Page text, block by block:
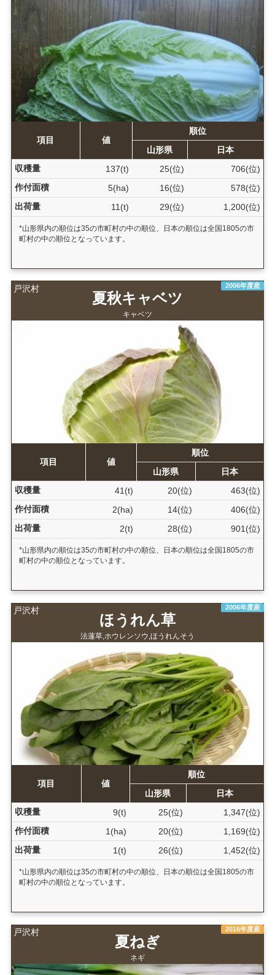
項目 値
順位
山形県
日本
収穫量
137(t) 25(位)
706(位)
作付面積
5(ha) 16(位)
578(位)
出荷量
11(t) 29(位) 1,200(位)
*山形県内の順位は35の市町村の中の順位、日本の順位は全国1805の市
町村の中の順位となっています。
戸沢村 2006年度産
夏秋キャベツ
キャベツ
項目 値
順位
山形県
日本
収穫量
41(t) 20(位)
463(位)
作付面積
2(ha) 14(位)
406(位)
出荷量
2(t) 28(位) 901(位)
*山形県内の順位は35の市町村の中の順位、日本の順位は全国1805の市
町村の中の順位となっています。
戸沢村 2006年度産
ほうれん草
法蓮草,ホウレンソウ,ほうれんそう
項目 値
順位
山形県
日本
収穫量
9(t) 25(位)
1,347(位)
作付面積
1(ha) 20(位)
1,169(位)
出荷量
1(t) 26(位) 1,452(位)
*山形県内の順位は35の市町村の中の順位、日本の順位は全国1805の市
町村の中の順位となっています。
戸沢村 2016年度産
夏ねぎ
ネギ